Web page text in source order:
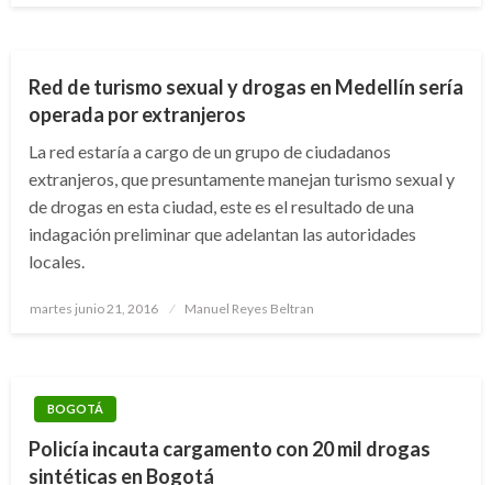
Red de turismo sexual y drogas en Medellín sería
operada por extranjeros
La red estaría a cargo de un grupo de ciudadanos
extranjeros, que presuntamente manejan turismo sexual y
de drogas en esta ciudad, este es el resultado de una
indagación preliminar que adelantan las autoridades
locales.
Publicado
martes junio 21, 2016 Manuel Reyes Beltran
BOGOTÁ
Policía incauta cargamento con 20 mil drogas
sintéticas en Bogotá